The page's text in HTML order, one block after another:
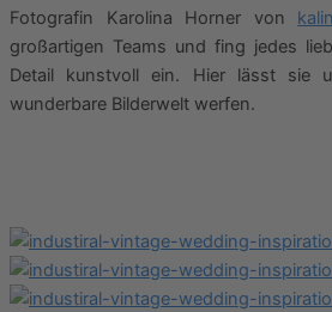
Fotografin Karolina Horner von
großartigen Teams und fing jedes
Detail kunstvoll ein. Hier lässt sie
wunderbare Bilderwelt werfen.